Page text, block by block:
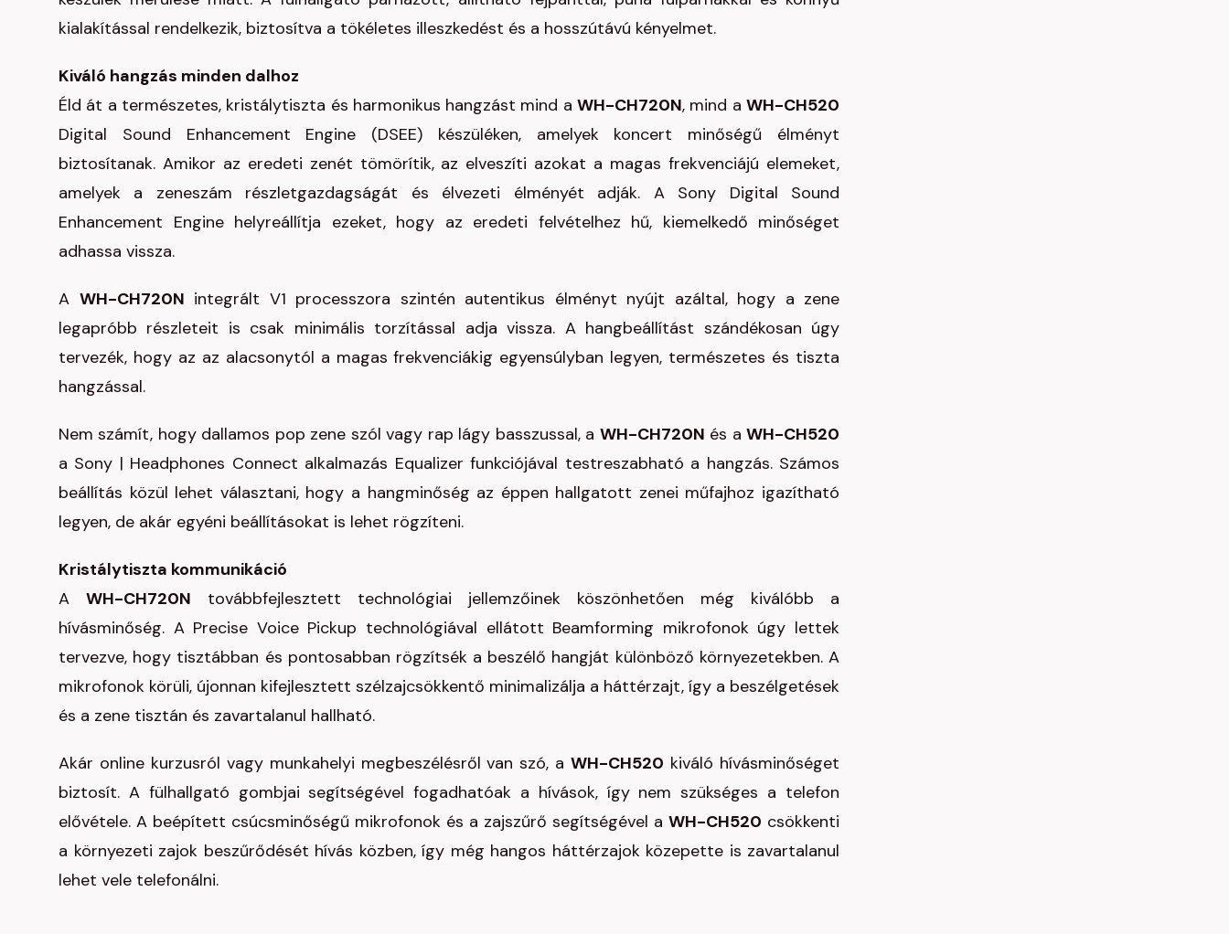
kialakítással rendelkezik, biztosítva a tökéletes illeszkedést és a hosszútávú kényelmet.
Kiváló hangzás minden dalhoz
Éld át a természetes, kristálytiszta és harmonikus hangzást mind aWH-CH720N, mind aWH-CH520
Digital Sound Enhancement Engine (DSEE) készüléken, amelyek koncert minőségű élményt
biztosítanak. Amikor az eredeti zenét tömörítik, az elveszíti azokat a magas frekvenciájú elemeket,
amelyek a zeneszám részletgazdagságát és élvezeti élményét adják. A Sony Digital Sound
Enhancement Engine helyreállítja ezeket, hogy az eredeti felvételhez hű, kiemelkedő minőséget
adhassa vissza.
A WH-CH720N integrált V1 processzora szintén autentikus élményt nyújt azáltal, hogy a zene
legapróbb részleteit is csak minimális torzítással adja vissza. A hangbeállítást szándékosan úgy
tervezék, hogy az az alacsonytól a magas frekvenciákig egyensúlyban legyen, természetes és tiszta
hangzással.
Nem számít, hogy dallamos pop zene szól vagy rap lágy basszussal, a WH-CH720N és aWH-CH520
a Sony | Headphones Connect alkalmazás Equalizer funkciójával testreszabható a hangzás. Számos
beállítás közül lehet választani, hogy a hangminőség az éppen hallgatott zenei műfajhoz igazítható
legyen, de akár egyéni beállításokat is lehet rögzíteni.
Kristálytiszta kommunikáció
A WH-CH720N továbbfejlesztett technológiai jellemzőinek köszönhetően még kiválóbb a
hívásminőség. A Precise Voice Pickup technológiával ellátott Beamforming mikrofonok úgy lettek
tervezve, hogy tisztábban és pontosabban rögzítsék a beszélő hangját különböző környezetekben. A
mikrofonok körüli, újonnan kifejlesztett szélzajcsökkentő minimalizálja a háttérzajt, így a beszélgetések
és a zene tisztán és zavartalanul hallható.
Akár online kurzusról vagy munkahelyi megbeszélésről van szó, aWH-CH520 kiváló hívásminőséget
biztosít. A fülhallgató gombjai segítségével fogadhatóak a hívások, így nem szükséges a telefon
elővétele. A beépített csúcsminőségű mikrofonok és a zajszűrő segítségével a WH-CH520 csökkenti
a környezeti zajok beszűrődését hívás közben, így még hangos háttérzajok közepette is zavartalanul
lehet vele telefonálni.